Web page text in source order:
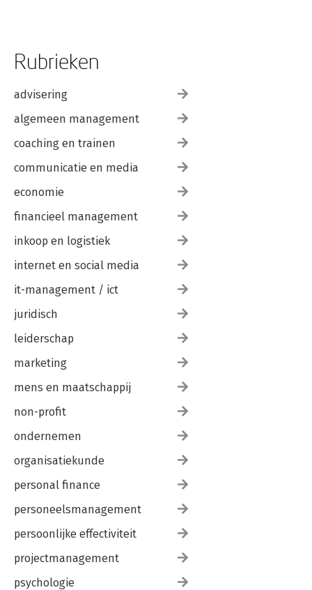
Rubrieken
advisering
algemeen management
coaching en trainen
communicatie en media
economie
financieel management
inkoop en logistiek
internet en social media
it-management / ict
juridisch
leiderschap
marketing
mens en maatschappij
non-profit
ondernemen
organisatiekunde
personal finance
personeelsmanagement
persoonlijke effectiviteit
projectmanagement
psychologie